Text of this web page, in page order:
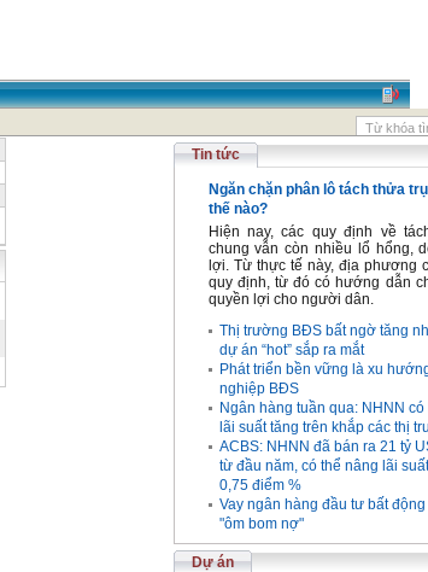
Tin tức
Ngăn chặn phân lô tách thửa
thế nào?
Hiện nay, các quy định về
chung vẫn còn nhiều lổ hổng,
lợi. Từ thực tế này, địa phương
quy định, từ đó có hướng dẫn
quyền lợi cho người dân.
Thị trường BĐS bất ngờ tăng
dự án “hot” sắp ra mắt
Phát triển bền vững là xu
nghiệp BĐS
Ngân hàng tuần qua: NHNN
lãi suất tăng trên khắp các thị
ACBS: NHNN đã bán ra 21 tỷ
từ đầu năm, có thể nâng lãi
0,75 điểm %
Vay ngân hàng đầu tư bất
"ôm bom nợ"
Dự án